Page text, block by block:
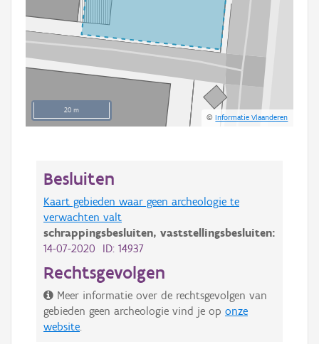
20 m
©Informatie Vlaanderen
Besluiten
Kaart gebieden waar geen archeologie te
verwachten valt
schrappingsbesluiten, vaststellingsbesluiten:
14-07-2020 ID: 14937
Rechtsgevolgen
Meer informatie over de rechtsgevolgen van
gebieden geen archeologie vind je op onze
website.